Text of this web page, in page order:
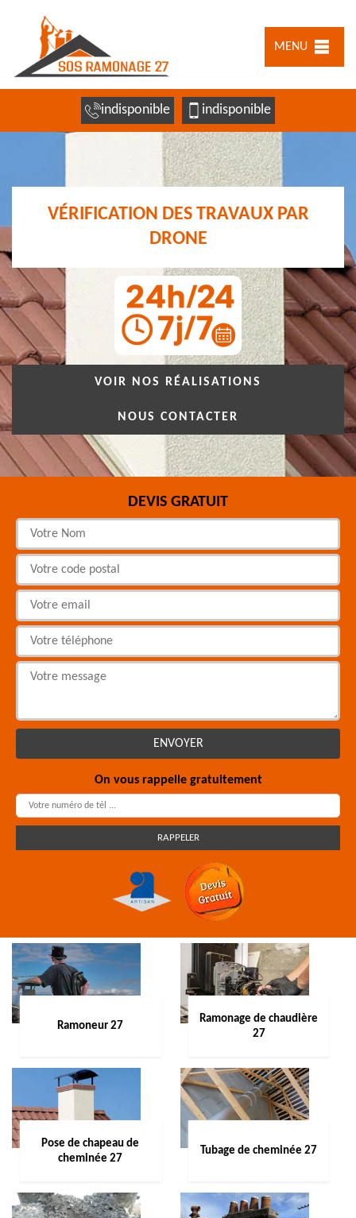
MENU
indisponible indisponible
VÉRIFICATION DES TRAVAUX PAR
DRONE
VOIR NOS RÉALISATIONS
NOUS CONTACTER
DEVIS GRATUIT
On vous rappelle gratuitement
Ramoneur 27
Ramonage de chaudière
27
Pose de chapeau de
cheminée 27
Tubage de cheminée 27